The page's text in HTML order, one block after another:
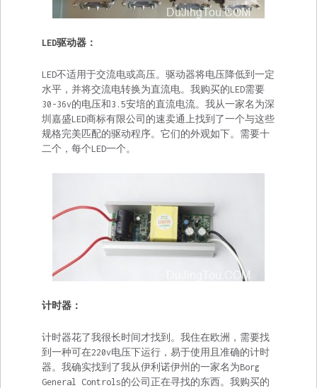
LED驱动器：
LED不适用于交流电或高压。驱动器将电压降低到一定
水平，并将交流电转换为直流电。我购买的LED需要
30-36v的电压和3.5安培的直流电流。我从一家名为深
圳嘉盛LED商标有限公司的速卖通上找到了一个与这些
规格完美匹配的驱动程序。它们的外观如下。需要十
二个，每个LED一个。
计时器：
计时器花了我很长时间才找到。我住在欧洲，需要找
到一种可在220v电压下运行，易于使用且准确的计时
器。我确实找到了我从伊利诺伊州的一家名为Borg
General Controls的公司正在寻找的东西。我购买的